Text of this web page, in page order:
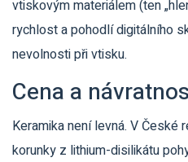
vtiskovým materiálem (ten
rychlost a pohodlí digitálního
nevolnosti při vtisku.
Cena a
Keramika není levná. V České
korunky z lithium-disilikátu